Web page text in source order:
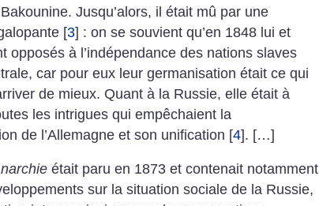
Jusqu’alors, il était mû par une
[3] : on se souvient qu’en 1848 lui et
opposés à l’indépendance des nations slaves
car pour eux leur germanisation était ce qui
de mieux. Quant à la Russie, elle était à
les intrigues qui empêchaient la
de l’Allemagne et son unification [4]. […]
était paru en 1873 et contenait notamment
sur la situation sociale de la Russie,